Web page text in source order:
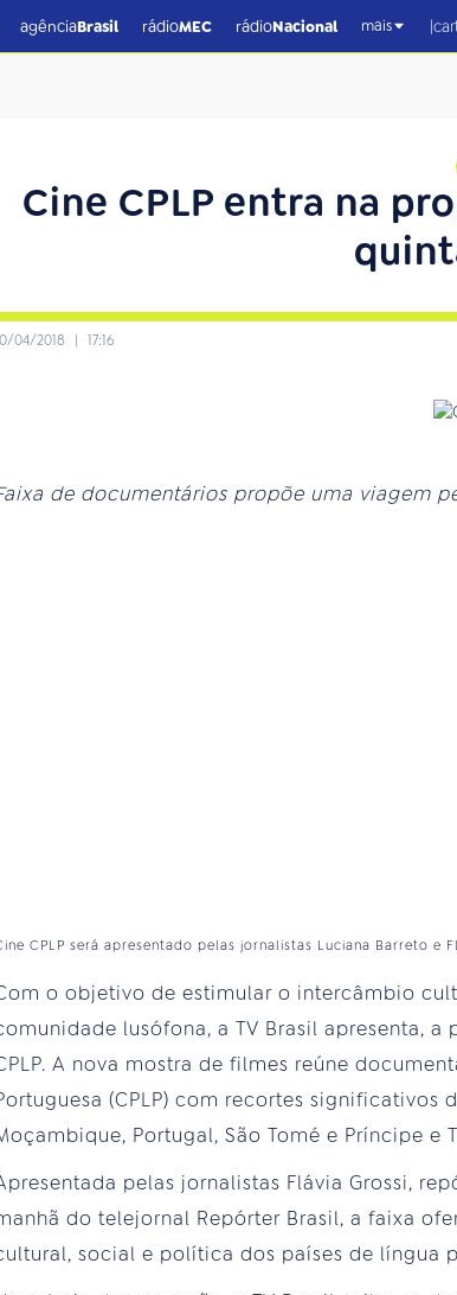
agênciaBrasil rádioMEC rádioNacional mais |
Cine CPLP entra na
04/2018 | 17:16
de documentários propõe uma viagem
CPLP será apresentado pelas jornalistas Luciana Barreto e
o objetivo de estimular o intercâmbio
lusófona, a TV Brasil apresenta, a
A nova mostra de filmes reúne
(CPLP) com recortes significativos
Portugal, São Tomé e Príncipe e
pelas jornalistas Flávia Grossi,
do telejornal Repórter Brasil, a faixa
social e política dos países de língua